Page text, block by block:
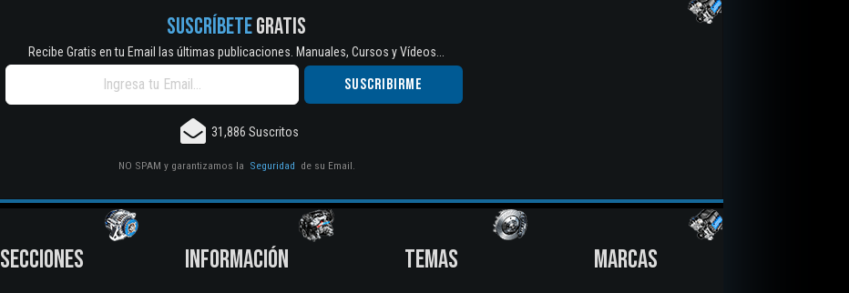
SUSCRÍBETEGRATIS
Recibe Gratis en tu Email las últimas publicaciones. Manuales, Cursos y Vídeos...
31,886 Suscritos
NO SPAM y garantizamos la Seguridad de su Email.
SECCIONES INFORMACIÓN TEMAS MARCAS